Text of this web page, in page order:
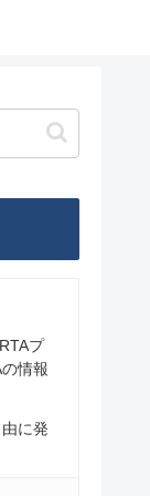
プ
情報
に発